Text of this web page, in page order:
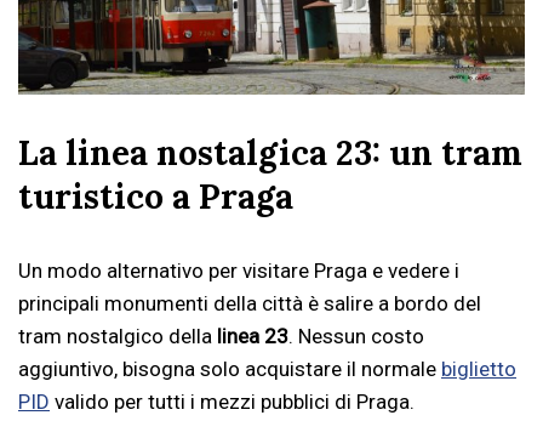
La linea nostalgica 23: un tram
turistico a Praga
Un modo alternativo per visitare Praga e vedere i
principali monumenti della città è salire a bordo del
tram nostalgico della linea 23. Nessun costo
aggiuntivo, bisogna solo acquistare il normale biglietto
PID valido per tutti i mezzi pubblici di Praga.